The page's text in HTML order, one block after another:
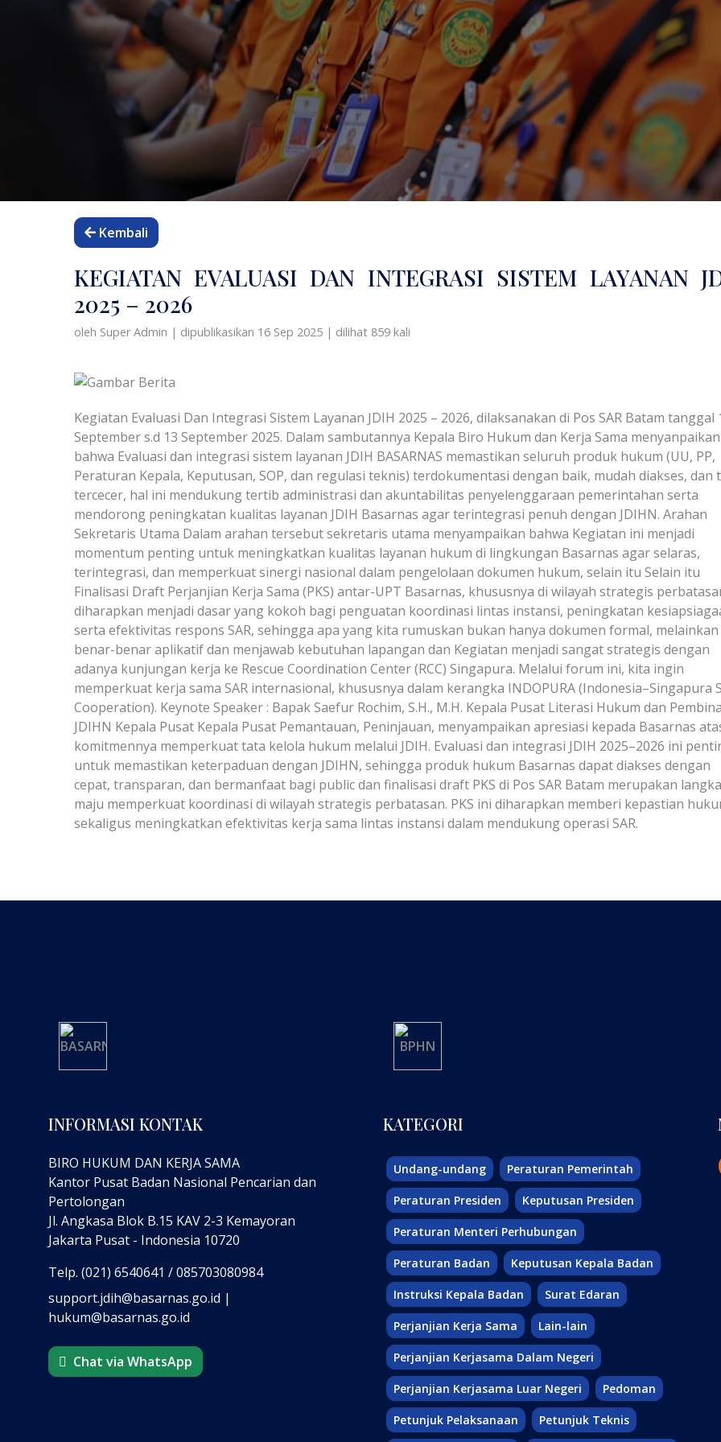
Kembali
KEGIATAN EVALUASI DAN INTEGRASI SISTEM LAYANAN
2025 – 2026
oleh Super Admin | dipublikasikan 16 Sep 2025 | dilihat 859 kali
Kegiatan Evaluasi Dan Integrasi Sistem Layanan JDIH 2025 – 2026, dilaksanakan di Pos SAR Batam tanggal
September s.d 13 September 2025. Dalam sambutannya Kepala Biro Hukum dan Kerja Sama menyanpaikan
bahwa Evaluasi dan integrasi sistem layanan JDIH BASARNAS memastikan seluruh produk hukum (UU, PP,
Peraturan Kepala, Keputusan, SOP, dan regulasi teknis) terdokumentasi dengan baik, mudah diakses, dan
tercecer, hal ini mendukung tertib administrasi dan akuntabilitas penyelenggaraan pemerintahan serta
mendorong peningkatan kualitas layanan JDIH Basarnas agar terintegrasi penuh dengan JDIHN. Arahan
Sekretaris Utama Dalam arahan tersebut sekretaris utama menyampaikan bahwa Kegiatan ini menjadi
momentum penting untuk meningkatkan kualitas layanan hukum di lingkungan Basarnas agar selaras,
terintegrasi, dan memperkuat sinergi nasional dalam pengelolaan dokumen hukum, selain itu Selain itu
Finalisasi Draft Perjanjian Kerja Sama (PKS) antar-UPT Basarnas, khususnya di wilayah strategis
diharapkan menjadi dasar yang kokoh bagi penguatan koordinasi lintas instansi, peningkatan
serta efektivitas respons SAR, sehingga apa yang kita rumuskan bukan hanya dokumen formal, melainkan
benar-benar aplikatif dan menjawab kebutuhan lapangan dan Kegiatan menjadi sangat strategis dengan
adanya kunjungan kerja ke Rescue Coordination Center (RCC) Singapura. Melalui forum ini, kita ingin
memperkuat kerja sama SAR internasional, khususnya dalam kerangka INDOPURA (Indonesia–Singapura
Cooperation). Keynote Speaker : Bapak Saefur Rochim, S.H., M.H. Kepala Pusat Literasi Hukum dan
JDIHN Kepala Pusat Kepala Pusat Pemantauan, Peninjauan, menyampaikan apresiasi kepada Basarnas
komitmennya memperkuat tata kelola hukum melalui JDIH. Evaluasi dan integrasi JDIH 2025–2026 ini
untuk memastikan keterpaduan dengan JDIHN, sehingga produk hukum Basarnas dapat diakses dengan
cepat, transparan, dan bermanfaat bagi public dan finalisasi draft PKS di Pos SAR Batam merupakan
maju memperkuat koordinasi di wilayah strategis perbatasan. PKS ini diharapkan memberi kepastian
sekaligus meningkatkan efektivitas kerja sama lintas instansi dalam mendukung operasi SAR.
INFORMASI KONTAK
BIRO HUKUM DAN KERJA SAMA
Kantor Pusat Badan Nasional Pencarian dan
Pertolongan
Jl. Angkasa Blok B.15 KAV 2-3 Kemayoran
Jakarta Pusat - Indonesia 10720
Telp. (021) 6540641 / 085703080984
support.jdih@basarnas.go.id |
hukum@basarnas.go.id
Chat via WhatsApp
KATEGORI
Undang-undang Peraturan Pemerintah
Peraturan Presiden Keputusan Presiden
Peraturan Menteri Perhubungan
Peraturan Badan Keputusan Kepala Badan
Instruksi Kepala Badan Surat Edaran
Perjanjian Kerja Sama Lain-lain
Perjanjian Kerjasama Dalam Negeri
Perjanjian Kerjasama Luar Negeri Pedoman
Petunjuk Pelaksanaan Petunjuk Teknis